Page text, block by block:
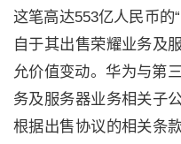
这笔高达553亿人民币的
自于其出售荣耀业务及
允价值变动。华为与第
务及服务器业务相关子
根据出售协议的相关条